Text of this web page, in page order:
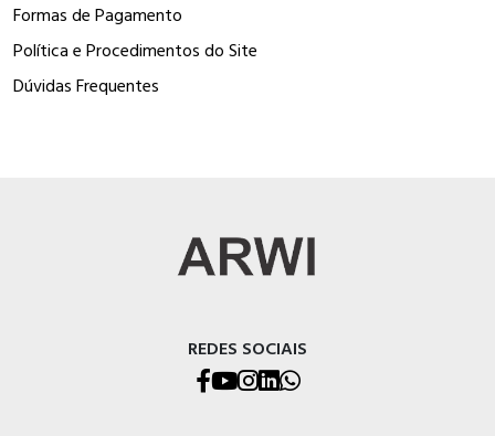
Formas de Pagamento
Política e Procedimentos do Site
Dúvidas Frequentes
REDES SOCIAIS